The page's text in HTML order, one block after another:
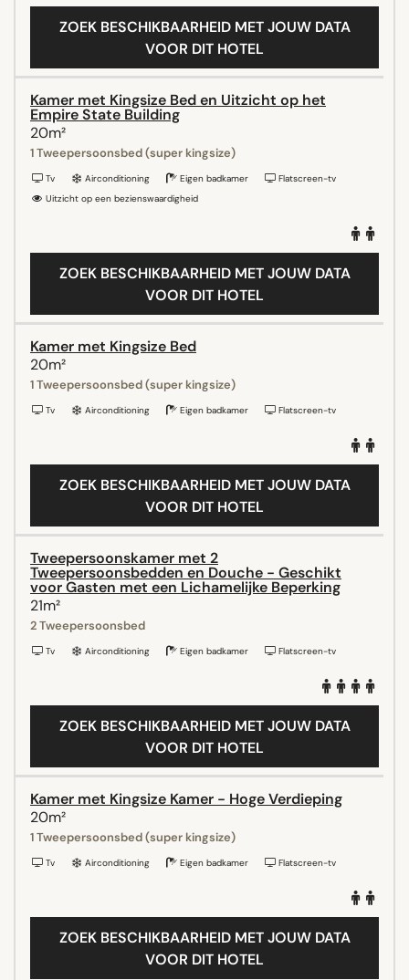
ZOEK BESCHIKBAARHEID MET JOUW DATA
VOOR DIT HOTEL
Kamer met Kingsize Bed en Uitzicht op het
Empire State Building
20m²
1 Tweepersoonsbed (super kingsize)
Tv Airconditioning Eigen badkamer
Flatscreen-tv
Uitzicht op een bezienswaardigheid
ZOEK BESCHIKBAARHEID MET JOUW DATA
VOOR DIT HOTEL
Kamer met Kingsize Bed
20m²
1 Tweepersoonsbed (super kingsize)
Tv Airconditioning Eigen badkamer Flatscreen-tv
ZOEK BESCHIKBAARHEID MET JOUW DATA
VOOR DIT HOTEL
Tweepersoonskamer met 2
Tweepersoonsbedden en Douche - Geschikt
voor Gasten met een Lichamelijke Beperking
21m²
2 Tweepersoonsbed
Tv Airconditioning Eigen badkamer Flatscreen-tv
ZOEK BESCHIKBAARHEID MET JOUW DATA
VOOR DIT HOTEL
Kamer met Kingsize Kamer - Hoge Verdieping
20m²
1 Tweepersoonsbed (super kingsize)
Tv Airconditioning Eigen badkamer Flatscreen-tv
ZOEK BESCHIKBAARHEID MET JOUW DATA
VOOR DIT HOTEL